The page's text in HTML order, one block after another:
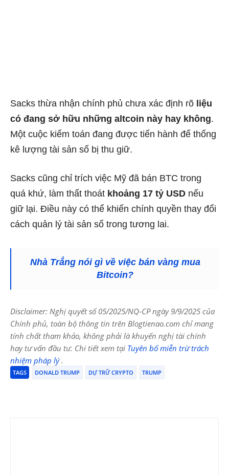
Sacks thừa nhận chính phủ chưa xác định rõ liệu
có đang sở hữu những altcoin này hay không.
Một cuộc kiểm toán đang được tiến hành để thống
kê lượng tài sản số bị thu giữ.
Sacks cũng chỉ trích việc Mỹ đã bán BTC trong
quá khứ, làm thất thoát khoảng 17 tỷ USD nếu
giữ lại. Điều này có thể khiến chính quyền thay đổi
cách quản lý tài sản số trong tương lai.
Nhà Trắng nói gì về việc bán vàng mua
Bitcoin?
Disclaimer: Nghị quyết số 05/2025/NQ-CP ngày 9/9/2025 của
Chính phủ, toàn bộ thông tin trên Blogtienao.com chỉ mang
tính chất tham khảo, không phải là khuyến nghị tài chính
hay tư vấn đầu tư. Chi tiết xem tại Tuyên bố miễn trừ trách
nhiệm pháp lý.
TAGS DONALD TRUMP DỰ TRỮ CRYPTO TRUMP